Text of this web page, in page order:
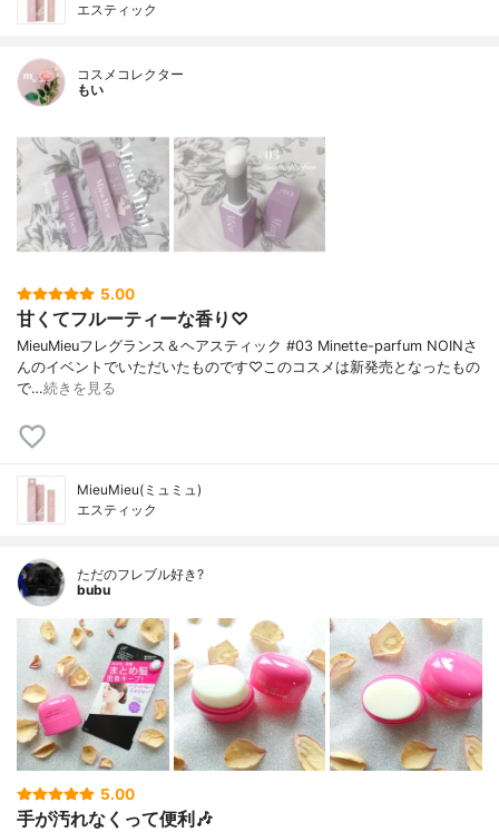
エスティック
コスメコレクター
もい
5.00
甘くてフルーティーな香り♡
MieuMieuフレグランス＆ヘアスティック #03 Minette-parfum NOINさ
んのイベントでいただいたものです♡このコスメは新発売となったもの
で…続きを見る
MieuMieu(ミュミュ)
エスティック
ただのフレブル好き?
bubu
5.00
手が汚れなくって便利🎶